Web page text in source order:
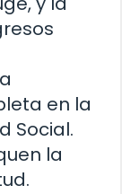
en la
Social.
la